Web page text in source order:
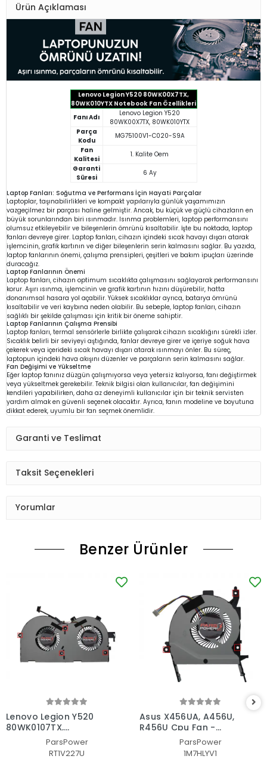
Ürün Açıklaması
Lenovo Legion Y520 80WK00X7TX,
80WK010YTX Notebook Fan Özellikleri
Fanı Adı
Lenovo Legion Y520
80WK00X7TX, 80WK010YTX
Parça
Kodu
MG75100V1-C020-S9A
Fan
Kalitesi
1. Kalite Oem
Garanti
Süresi
6 Ay
Laptop Fanları: Soğutma ve Performans İçin Hayati Parçalar
Laptoplar, taşınabilirlikleri ve kompakt yapılarıyla günlük yaşamımızın
vazgeçilmez bir parçası haline gelmiştir. Ancak, bu küçük ve güçlü cihazların en
büyük sorunlarından biri ısınmadır. Isınma problemleri, laptop performansını
olumsuz etkileyebilir ve bileşenlerin ömrünü kısaltabilir. İşte bu noktada, laptop
fanları devreye girer. Laptop fanları, cihazın içindeki sıcak havayı dışarı atarak
işlemcinin, grafik kartının ve diğer bileşenlerin serin kalmasını sağlar. Bu yazıda,
laptop fanlarının önemi, çalışma prensipleri, çeşitleri ve bakım ipuçları üzerinde
duracağız.
Laptop Fanlarının Önemi
Laptop fanları, cihazın optimum sıcaklıkta çalışmasını sağlayarak performansını
korur. Aşırı ısınma, işlemcinin ve grafik kartının hızını düşürebilir, hatta
donanımsal hasara yol açabilir. Yüksek sıcaklıklar ayrıca, batarya ömrünü
kısaltabilir ve veri kaybına neden olabilir. Bu sebeple, laptop fanları, cihazın
sağlıklı bir şekilde çalışması için kritik bir öneme sahiptir.
Laptop Fanlarının Çalışma Prensibi
Laptop fanları, termal sensörlerle birlikte çalışarak cihazın sıcaklığını sürekli izler.
Sıcaklık belirli bir seviyeyi aştığında, fanlar devreye girer ve içeriye soğuk hava
çekerek veya içerideki sıcak havayı dışarı atarak ısınmayı önler. Bu süreç,
laptopun içindeki hava akışını düzenler ve parçaların serin kalmasını sağlar.
Fan Değişimi ve Yükseltme
Eğer laptop fanınız düzgün çalışmıyorsa veya yetersiz kalıyorsa, fanı değiştirmek
veya yükseltmek gerekebilir. Teknik bilgisi olan kullanıcılar, fan değişimini
kendileri yapabilirken, daha az deneyimli kullanıcılar için bir teknik servisten
yardım almak en güvenli seçenek olacaktır. Ayrıca, fanın modeline ve boyutuna
dikkat ederek, uyumlu bir fan seçmek önemlidir.
Garanti ve Teslimat
Taksit Seçenekleri
Yorumlar
Benzer Ürünler
Lenovo Legion Y520
80WK0107TX,
80WK004JTX Cpu Fan
- İşlemci Fanı
ParsPower
RT1V227U
Asus X456UA, A456U,
R456U Cpu Fan -
İşlemci FanıParsPower
1M7HLYV1